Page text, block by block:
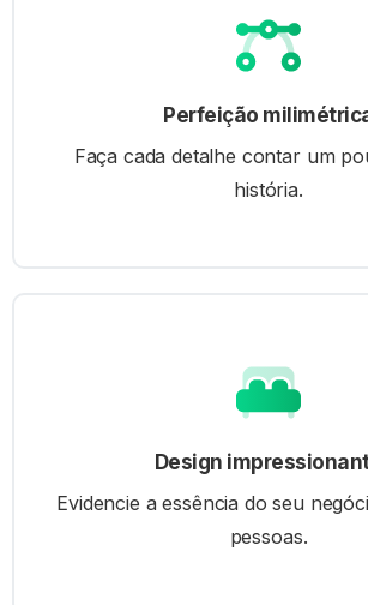
Perfeição
Faça cada detalhe contar um
história.
Design
Evidencie a essência do seu
pessoas.